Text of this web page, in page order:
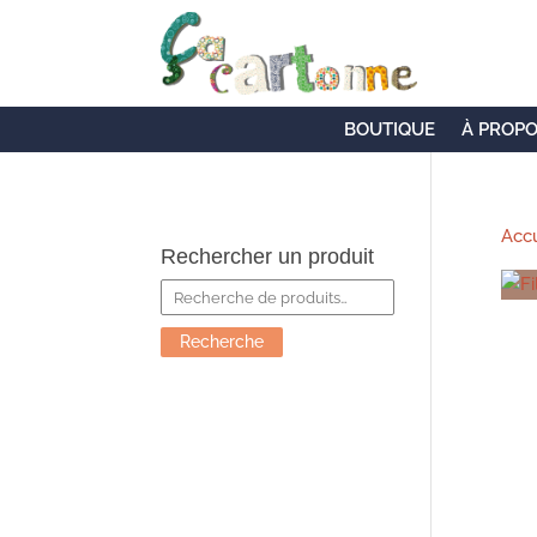
BOUTIQUE À
Rechercher un produit
Recherche
pour :
Recherche